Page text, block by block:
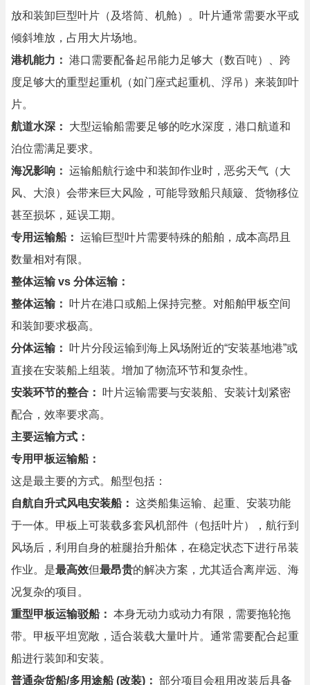
放和装卸巨型叶片（及塔筒、机舱）。叶片通常需要水平或
倾斜堆放，占用大片场地。
港机能力： 港口需要配备起吊能力足够大（数百吨）、跨
度足够大的重型起重机（如门座式起重机、浮吊）来装卸叶
片。
航道水深：
大型运输船需要足够的吃水深度，港口航道和
泊位需满足要求。
海况影响： 运输船航行途中和装卸作业时，恶劣天气（大
风、大浪）会带来巨大风险，可能导致船只颠簸、货物移位
甚至损坏，延误工期。
专用运输船： 运输巨型叶片需要特殊的船舶，成本高昂且
数量相对有限。
整体运输 vs 分体运输：
整体运输：
叶片在港口或船上保持完整。对船舶甲板空间
和装卸要求极高。
分体运输：
叶片分段运输到海上风场附近的“安装基地港”或
直接在安装船上组装。增加了物流环节和复杂性。
安装环节的整合：
叶片运输需要与安装船、安装计划紧密
配合，效率要求高。
主要运输方式：
专用甲板运输船：
这是最主要的方式。船型包括：
自航自升式风电安装船： 这类船集运输、起重、安装功能
于一体。甲板上可装载多套风机部件（包括叶片），航行到
风场后，利用自身的桩腿抬升船体，在稳定状态下进行吊装
作业。是最高效但最昂贵的解决方案，尤其适合离岸远、海
况复杂的项目。
重型甲板运输驳船： 本身无动力或动力有限，需要拖轮拖
带。甲板平坦宽敞，适合装载大量叶片。通常需要配合起重
船进行装卸和安装。
普通杂货船/多用途船 (改装)： 部分项目会租用改装后具备